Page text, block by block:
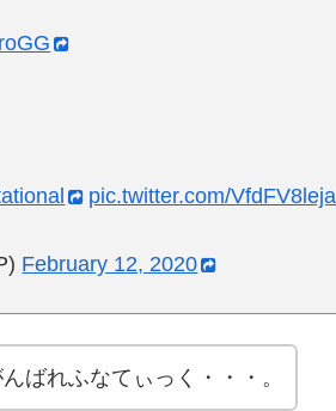
pic.twitter.com/VfdFV8leja
February 12, 2020
ばれふなてぃっく・・・。